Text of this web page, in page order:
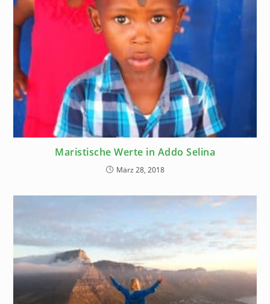
Maristische Werte in Addo Selina
März 28, 2018